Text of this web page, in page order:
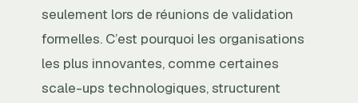
seulement lors de réunions de validation
formelles. C’est pourquoi les organisations
les plus innovantes, comme certaines
scale-ups technologiques, structurent